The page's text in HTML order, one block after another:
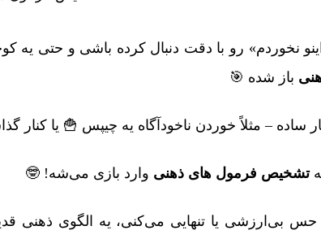
نخوردم» رو با دقت دنبال کرده باشی و حتی یه
باز شده 🎯
ساده – مثلاً خوردن ناخودآگاه یه چیپس 🍟 یا
تشخیص فرمول های ذهنی وارد بازی می‌شه! 🤓
حس بی‌ارزشی یا تنهایی می‌کنی، یه الگوی